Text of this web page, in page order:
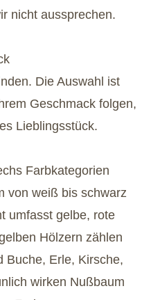
nicht aussprechen.
Die Auswahl ist
Geschmack folgen,
Lieblingsstück.
Farbkategorien
von weiß bis schwarz
umfasst gelbe, rote
Hölzern zählen
Buche, Erle, Kirsche,
wirken Nußbaum